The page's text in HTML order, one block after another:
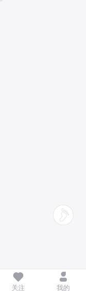
关注 我的